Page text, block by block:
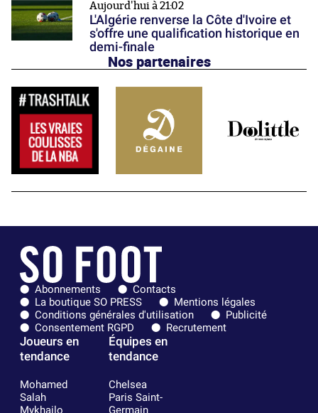
Aujourd'hui à 21:02
L'Algérie renverse la Côte d'Ivoire et
s'offre une qualification historique en
demi-finale
Nos partenaires
Abonnements
Contacts
La boutique SO PRESS
Mentions légales
Conditions générales d'utilisation
Publicité
Consentement RGPD
Recrutement
Joueurs en
tendance
Mohamed
Salah
Mykhailo
Équipes en
tendance
Chelsea
Paris Saint-
Germain